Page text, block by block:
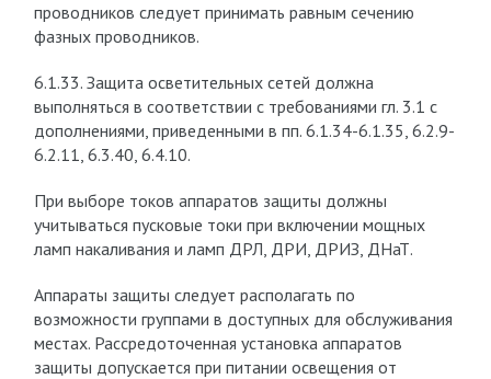
проводников следует принимать равным сечению
фазных проводников.
6.1.33. Защита осветительных сетей должна
выполняться в соответствии с требованиями гл. 3.1 с
дополнениями, приведенными в пп. 6.1.34-6.1.35, 6.2.9-
6.2.11, 6.3.40, 6.4.10.
При выборе токов аппаратов защиты должны
учитываться пусковые токи при включении мощных
ламп накаливания и ламп ДРЛ, ДРИ, ДРИЗ, ДНаТ.
Аппараты защиты следует располагать по
возможности группами в доступных для обслуживания
местах. Рассредоточенная установка аппаратов
защиты допускается при питании освещения от